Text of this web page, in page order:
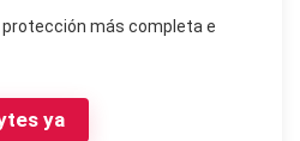
ya
más completa e